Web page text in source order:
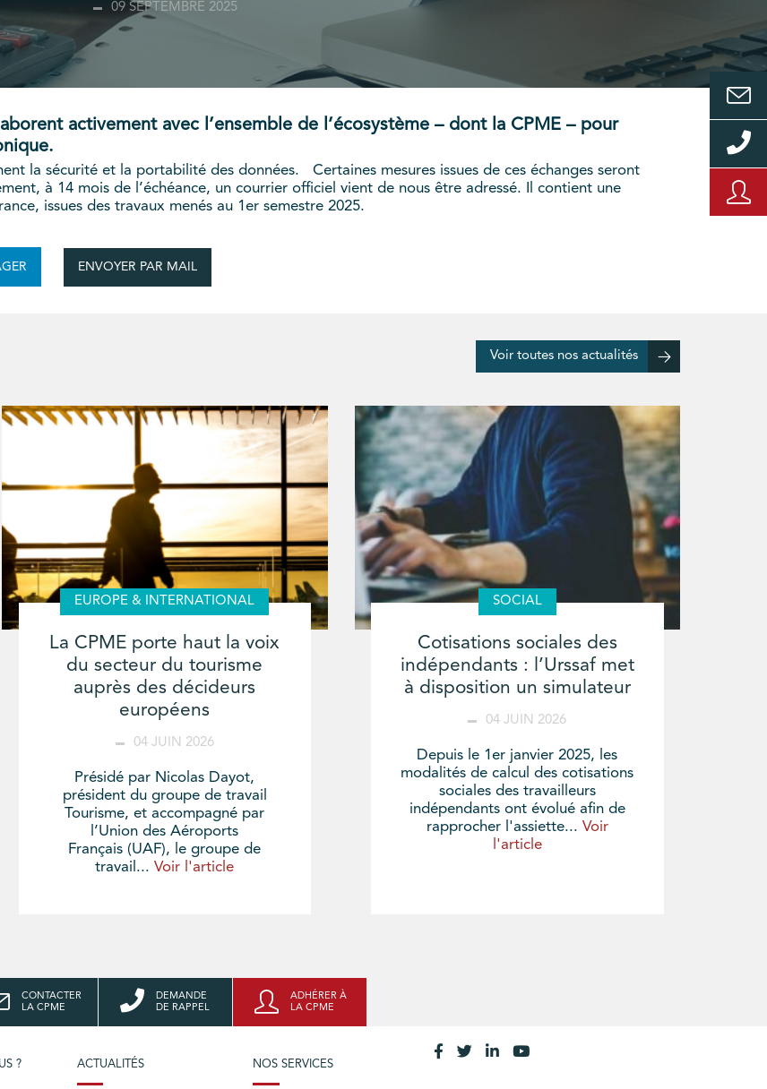
09 SEPTEMBRE 2025
activement avec l’ensemble de l’écosystème – dont la CPME – pour
la sécurité et la portabilité des données. Certaines mesures issues de ces échanges seront
à 14 mois de l’échéance, un courrier officiel vient de nous être adressé. Il contient une
issues des travaux menés au 1er semestre 2025.
ENVOYER PAR MAIL
Voir toutes nos actualités
EUROPE & INTERNATIONAL
La CPME porte haut la voix
du secteur du tourisme
auprès des décideurs
européens
04 JUIN 2026
Présidé par Nicolas Dayot,
président du groupe de travail
Tourisme, et accompagné par
l’Union des Aéroports
Français (UAF), le groupe de
travail...Voir l'article
SOCIAL
Cotisations sociales des
indépendants : l’Urssaf met
à disposition un simulateur
04 JUIN 2026
Depuis le 1er janvier 2025, les
modalités de calcul des cotisations
sociales des travailleurs
indépendants ont évolué afin de
rapprocher l'assiette... Voir
l'article
CONTACTER
LA CPME
DEMANDE
DE RAPPEL
ADHÉRER À
LA CPME
? ACTUALITÉS NOS SERVICES